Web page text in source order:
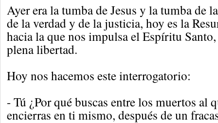
Ayer era la tumba de Jesus y la tumba de
de la verdad y de la justicia, hoy es la
hacia la que nos impulsa el Espíritu
plena libertad.
Hoy nos hacemos este interrogatorio:
- Tú ¿Por qué buscas entre los muertos al
encierras en ti mismo, después de un